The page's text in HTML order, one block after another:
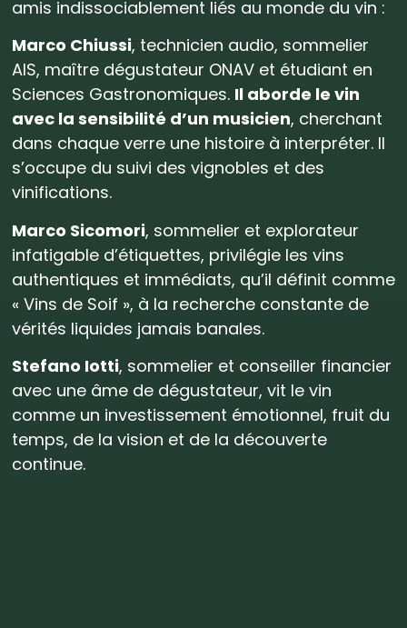
amis indissociablement liés au monde du vin :
Marco Chiussi, technicien audio, sommelier
AIS, maître dégustateur ONAV et étudiant en
Sciences Gastronomiques. Il aborde le vin
avec la sensibilité d’un musicien, cherchant
dans chaque verre une histoire à interpréter. Il
s’occupe du suivi des vignobles et des
vinifications.
Marco Sicomori, sommelier et explorateur
infatigable d’étiquettes, privilégie les vins
authentiques et immédiats, qu’il définit comme
« Vins de Soif », à la recherche constante de
vérités liquides jamais banales.
Stefano Iotti, sommelier et conseiller financier
avec une âme de dégustateur, vit le vin
comme un investissement émotionnel, fruit du
temps, de la vision et de la découverte
continue.